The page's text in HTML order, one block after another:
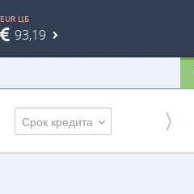
EUR ЦБ
93,19
Срок кредита